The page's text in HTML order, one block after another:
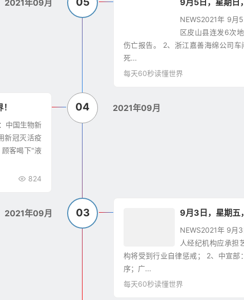
9月5日，星期日
NEWS2021年 9月
区皮山县连发6次
伤亡报告。 2、浙江嘉善海绵公司
死...
2021年09月
每天60秒读懂世界
04
中国生物新
新冠灭活疫
顾客喝下"液
2021年09月
824
03 9月3日，星期五
NEWS2021年 9月
人经纪机构应承担
构将受到行业自律惩戒； 2、中宣
序；广...
2021年09月
每天60秒读懂世界